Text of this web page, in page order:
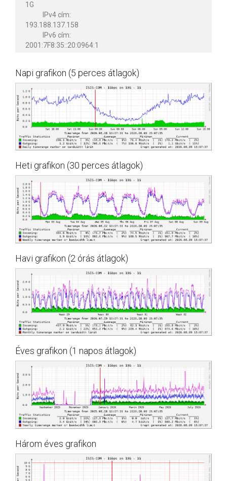
1G
IPv4 cím:
193.188.137.158
IPv6 cím:
2001:7F8:35::20:0964:1
Napi grafikon (5 perces átlagok)
Heti grafikon (30 perces átlagok)
Havi grafikon (2 órás átlagok)
Éves grafikon (1 napos átlagok)
Három éves grafikon